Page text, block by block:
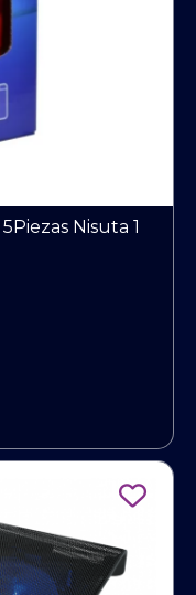
Nisuta 1